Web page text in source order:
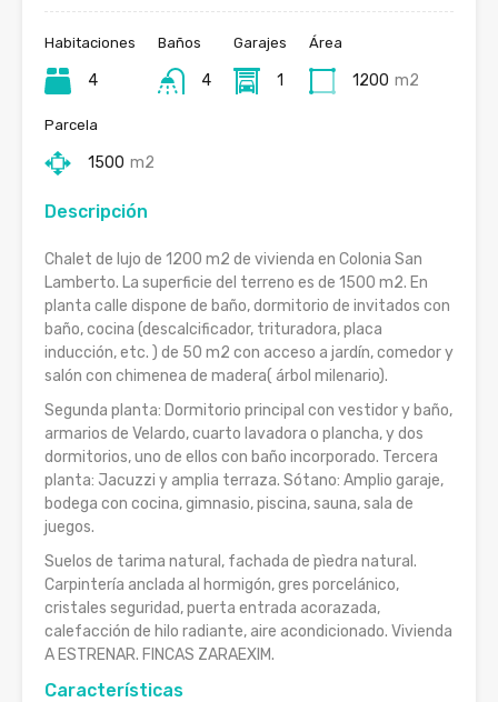
Habitaciones
4
Baños
4
Garajes
1
Área
1200 m2
Parcela
1500 m2
Descripción
Chalet de lujo de 1200 m2 de vivienda en Colonia San
Lamberto. La superficie del terreno es de 1500 m2. En
planta calle dispone de baño, dormitorio de invitados con
baño, cocina (descalcificador, trituradora, placa
inducción, etc. ) de 50 m2 con acceso a jardín, comedor y
salón con chimenea de madera( árbol milenario).
Segunda planta: Dormitorio principal con vestidor y baño,
armarios de Velardo, cuarto lavadora o plancha, y dos
dormitorios, uno de ellos con baño incorporado. Tercera
planta: Jacuzzi y amplia terraza. Sótano: Amplio garaje,
bodega con cocina, gimnasio, piscina, sauna, sala de
juegos.
Suelos de tarima natural, fachada de pìedra natural.
Carpintería anclada al hormigón, gres porcelánico,
cristales seguridad, puerta entrada acorazada,
calefacción de hilo radiante, aire acondicionado. Vivienda
A ESTRENAR. FINCAS ZARAEXIM.
Características